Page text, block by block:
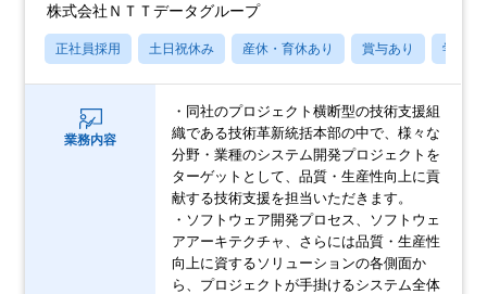
株式会社ＮＴＴデータグループ
正社員採用 土日祝休み 産休・育休あり 賞与あり 学歴不
業務内容
・同社のプロジェクト横断型の技術支援組
織である技術革新統括本部の中で、様々な
分野・業種のシステム開発プロジェクトを
ターゲットとして、品質・生産性向上に貢
献する技術支援を担当いただきます。
・ソフトウェア開発プロセス、ソフトウェ
アアーキテクチャ、さらには品質・生産性
向上に資するソリューションの各側面か
ら、プロジェクトが手掛けるシステム全体